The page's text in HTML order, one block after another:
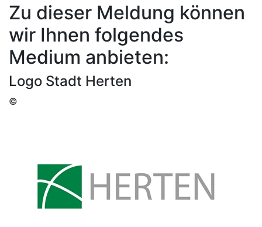
Zu dieser Meldung können
wir Ihnen folgendes
Medium anbieten:
Logo Stadt Herten
©